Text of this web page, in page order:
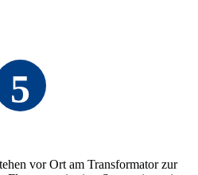
5
vor Ort am Trans­for­mator zur